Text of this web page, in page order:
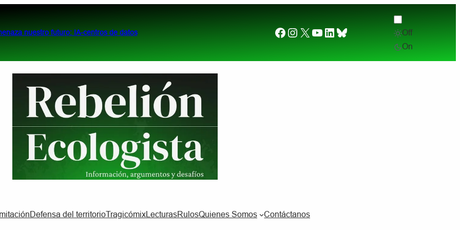
nuestro futuro: IA-centros de datos Desde el otro lado del charco. (2) ¿Por qué
Facebook
Instagram
X YouTube
LinkedIn
Bluesky
Off
On
Defensa del territorioTragicómixLecturasRulosQuienes Somos Contáctanos